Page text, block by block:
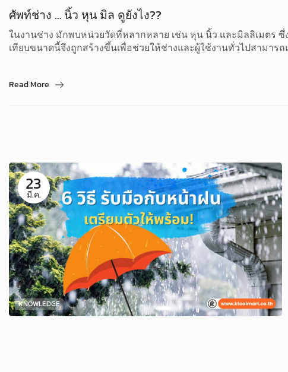
ศัพท์ช่าง … นิ้ว หุน มิล ดูยังไง??
ในงานช่าง มักพบหน่วยวัดที่หลากหลาย เช่น หุน นิ้ว และมิลลิเมตร ซึ่
เทียบขนาดนี้จึงถูกสร้างขึ้นเพื่อช่วยให้ช่างและผู้ใช้งานทั่วไปสามาร
Read More
23
มี.ค.
KNOWLEDGE